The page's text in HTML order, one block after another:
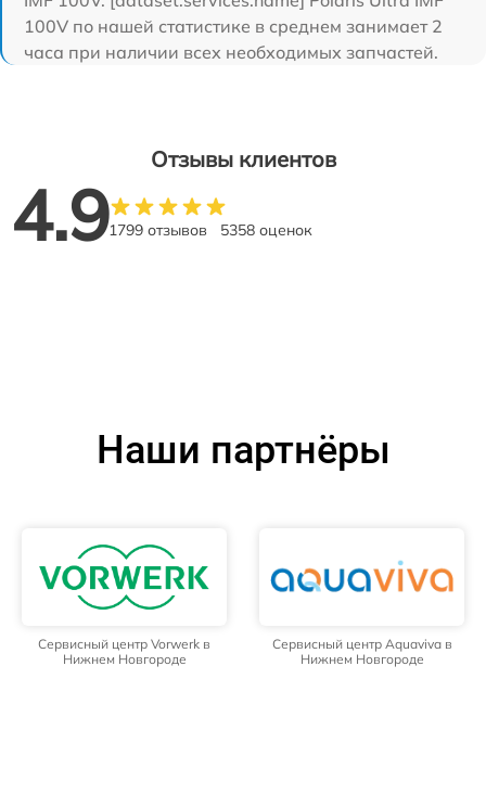
100V по нашей статистике в среднем занимает 2
часа при наличии всех необходимых запчастей.
Отзывы клиентов
4.91799 отзывов 5358 оценок
Наши партнёры
Сервисный центр Vorwerk в
Нижнем Новгороде
Сервисный центр Aquaviva в
Нижнем Новгороде